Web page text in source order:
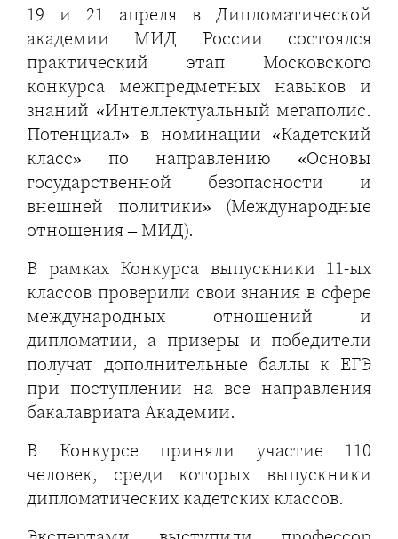
19 и 21 апреля в Дипломатической
академии МИД России состоялся
практический этап Московского
конкурса межпредметных навыков и
знаний «Интеллектуальный мегаполис.
Потенциал» в номинации «Кадетский
класс» по направлению «Основы
государственной безопасности и
внешней политики» (Международные
отношения – МИД).
В рамках Конкурса выпускники 11-ых
классов проверили свои знания в сфере
международных отношений и
дипломатии, а призеры и победители
получат дополнительные баллы к ЕГЭ
при поступлении на все направления
бакалавриата Академии.
В Конкурсе приняли участие 110
человек, среди которых выпускники
дипломатических кадетских классов.